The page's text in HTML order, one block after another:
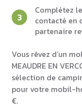
Complétez le
contacté en
partenaire
Vous rêvez d’un
MEAUDRE EN
sélection de
pour votre mobil-
€.